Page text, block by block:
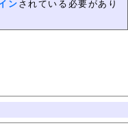
ン されている必要があり